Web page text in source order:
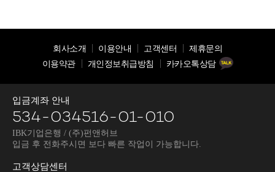
회사소개 이용안내 고객센터
제휴문의
이용약관
개인정보취급방침 카카오톡상담
입금계좌 안내
534-034516-01-010
IBK기업은행 / (주)펀앤허브
입금 후 전화주시면 보다 빠른 작업이 가능합니다.
고객상담센터